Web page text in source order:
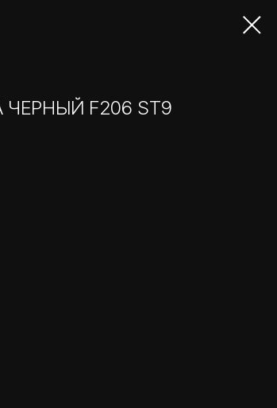
F206 ST9